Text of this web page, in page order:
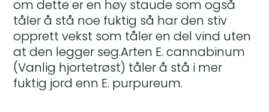
om dette er en høy staude som også
tåler å stå noe fuktig så har den stiv
opprett vekst som tåler en del vind uten
at den legger seg.Arten E. cannabinum
(Vanlig hjortetrøst) tåler å stå i mer
fuktig jord enn E. purpureum.